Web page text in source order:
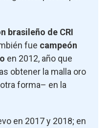
brasileño de CRI
fue campeón
en 2012, año que
obtener la malla oro
forma– en la
en 2017 y 2018; en